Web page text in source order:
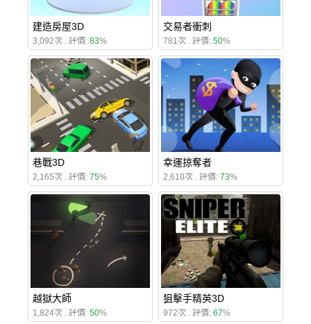
建造房屋3D
3,092次 . 評價: 83%
交易者衝刺
781次 . 評價: 50%
巷戰3D
2,165次 . 評價: 75%
幸運掠奪者
2,610次 . 評價: 73%
越獄大師
1,824次 . 評價: 50%
狙擊手精英3D
972次 . 評價: 67%